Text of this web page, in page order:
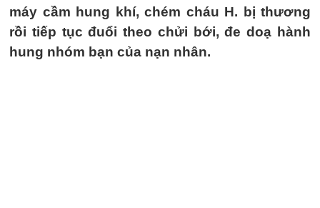
máy cầm hung khí, chém cháu H. bị thương
rồi tiếp tục đuổi theo chửi bới, đe doạ hành
hung nhóm bạn của nạn nhân.